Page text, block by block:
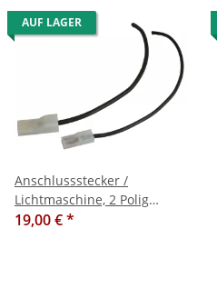
AUF LAGER
Anschlussstecker /
Lichtmaschine, 2 Polig
passend für
19,00 €*